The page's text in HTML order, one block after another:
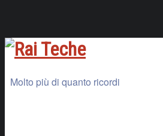
Molto più di quanto ricordi